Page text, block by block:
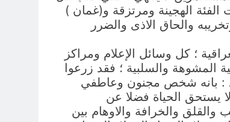
الهجينة ومرتزقة و(غمان )
والحاق الاذى والضرر
؛ كل وسائل الإعلام ومراكز
المشوهة والسلبية ؛ فقد زرعوا
: بانه شخص مجنون وعاطفي
الحياة فضلا عن
والقلق والخرافة والاوهام بين